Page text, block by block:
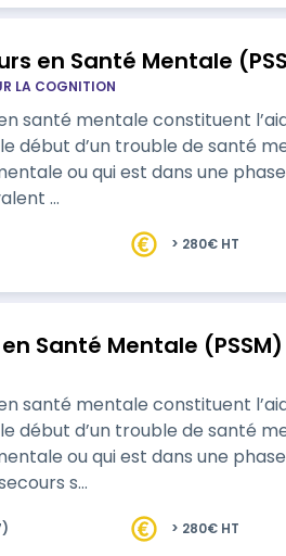
en Santé Mentale
LA COGNITION
santé mentale constituent
début d’un trouble de santé
ou qui est dans une
…
> 280€ HT
Santé Mentale
santé mentale constituent
début d’un trouble de santé
ou qui est dans une
s…
> 280€ HT